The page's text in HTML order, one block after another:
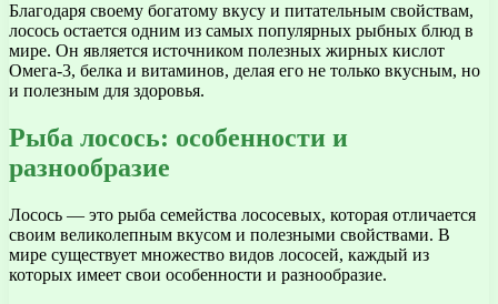
Благодаря своему богатому вкусу и питательным свойствам,
лосось остается одним из самых популярных рыбных блюд в
мире. Он является источником полезных жирных кислот
Омега-3, белка и витаминов, делая его не только вкусным, но
и полезным для здоровья.
Рыба лосось: особенности и
разнообразие
Лосось — это рыба семейства лососевых, которая отличается
своим великолепным вкусом и полезными свойствами. В
мире существует множество видов лососей, каждый из
которых имеет свои особенности и разнообразие.